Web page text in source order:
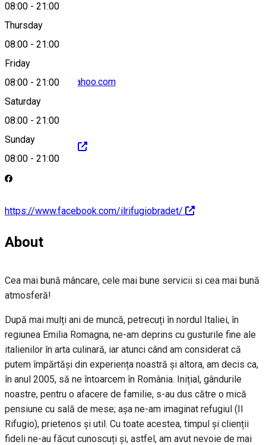
08:00 - 21:00
Thursday
08:00 - 21:00
Friday
08:00 - 21:00
Saturday
08:00 - 21:00
Sunday
08:00 - 21:00
ilrifugiobradet@yahoo.com
http://ilrifugio.ro/
https://www.facebook.com/ilrifugiobradet/
About
Cea mai bună mâncare, cele mai bune servicii si cea mai bună
atmosferă!
După mai mulți ani de muncă, petrecuți în nordul Italiei, în
regiunea Emilia Romagna, ne-am deprins cu gusturile fine ale
italienilor în arta culinară, iar atunci când am considerat că
putem împărtăși din experiența noastră și altora, am decis ca,
în anul 2005, să ne întoarcem în România. Inițial, gândurile
noastre, pentru o afacere de familie, s-au dus către o mică
pensiune cu sală de mese; așa ne-am imaginat refugiul (Il
Rifugio), prietenos și util. Cu toate acestea, timpul și clienții
fideli ne-au făcut cunoscuți și, astfel, am avut nevoie de mai